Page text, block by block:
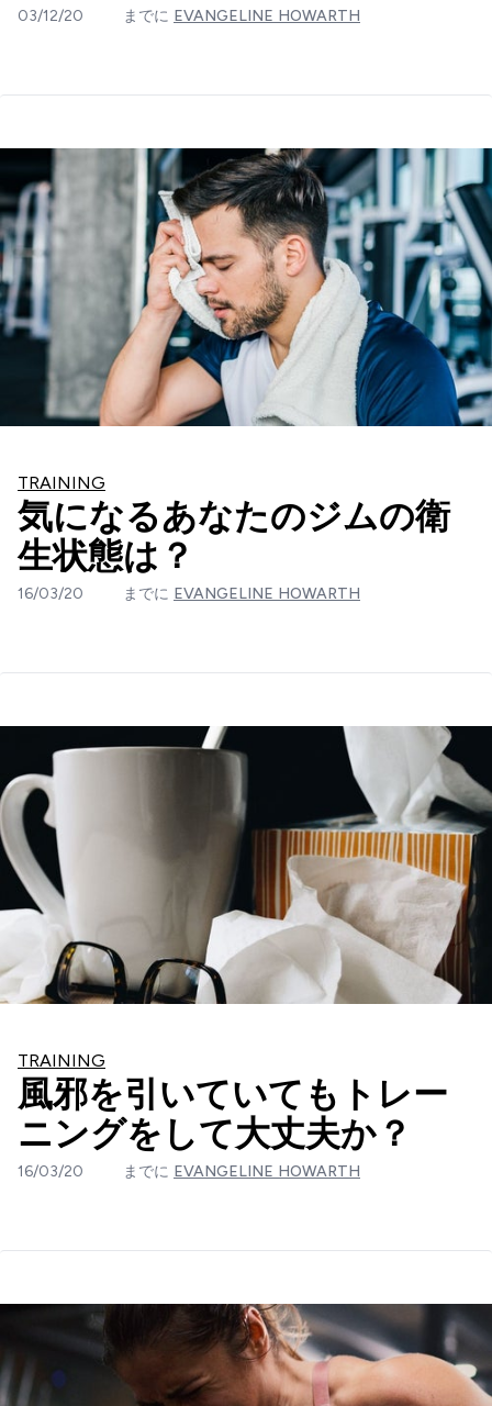
03/12/20 までに EVANGELINE HOWARTH
TRAINING
気になるあなたのジムの衛
生状態は？
16/03/20 までに EVANGELINE HOWARTH
TRAINING
風邪を引いていてもトレー
ニングをして大丈夫か？
16/03/20 までに EVANGELINE HOWARTH